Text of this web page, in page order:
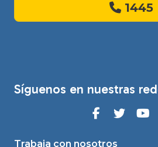
1445
Síguenos en nuestras
Trabaja con nosotros